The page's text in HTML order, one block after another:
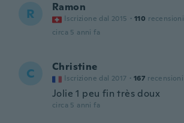
R Ramon
Iscrizione dal 2015 · 110 recensioni
circa 5 anni fa
C Christine
Iscrizione dal 2017 · 167 recensioni
Jolie 1 peu fin très doux
circa 5 anni fa